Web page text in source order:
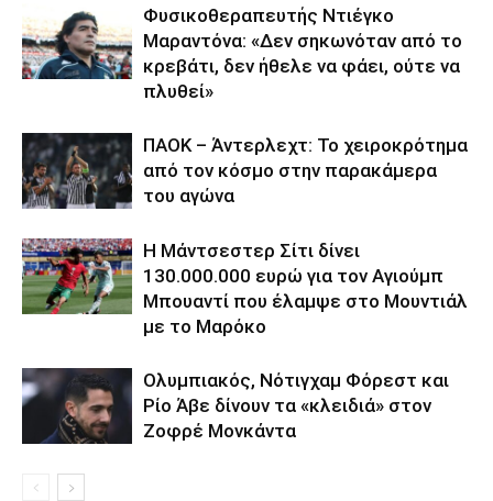
Φυσικοθεραπευτής Ντιέγκο
Μαραντόνα: «Δεν σηκωνόταν από το
κρεβάτι, δεν ήθελε να φάει, ούτε να
πλυθεί»
ΠΑΟΚ – Άντερλεχτ: Το χειροκρότημα
από τον κόσμο στην παρακάμερα
του αγώνα
Η Μάντσεστερ Σίτι δίνει
130.000.000 ευρώ για τον Αγιούμπ
Μπουαντί που έλαμψε στο Μουντιάλ
με το Μαρόκο
Ολυμπιακός, Νότιγχαμ Φόρεστ και
Ρίο Άβε δίνουν τα «κλειδιά» στον
Ζοφρέ Μονκάντα